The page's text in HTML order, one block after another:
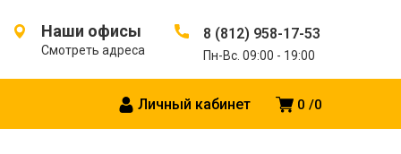
Наши офисы
Смотреть адреса
8 (812) 958-17-53
Пн-Вс. 09:00 - 19:00
0 0
Личный кабинет